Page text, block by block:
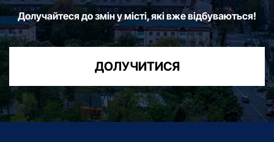
Долучайтеся до змін у місті, які вже відбуваються!
ДОЛУЧИТИСЯ